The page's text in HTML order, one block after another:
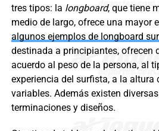
tres tipos: la longboard, que tiene
medio de largo, ofrece una mayor
algunos ejemplos de longboard
destinada a principiantes, ofrecen
acuerdo al peso de la persona, al
experiencia del surfista, a la altura
variables. Además existen
terminaciones y diseños.